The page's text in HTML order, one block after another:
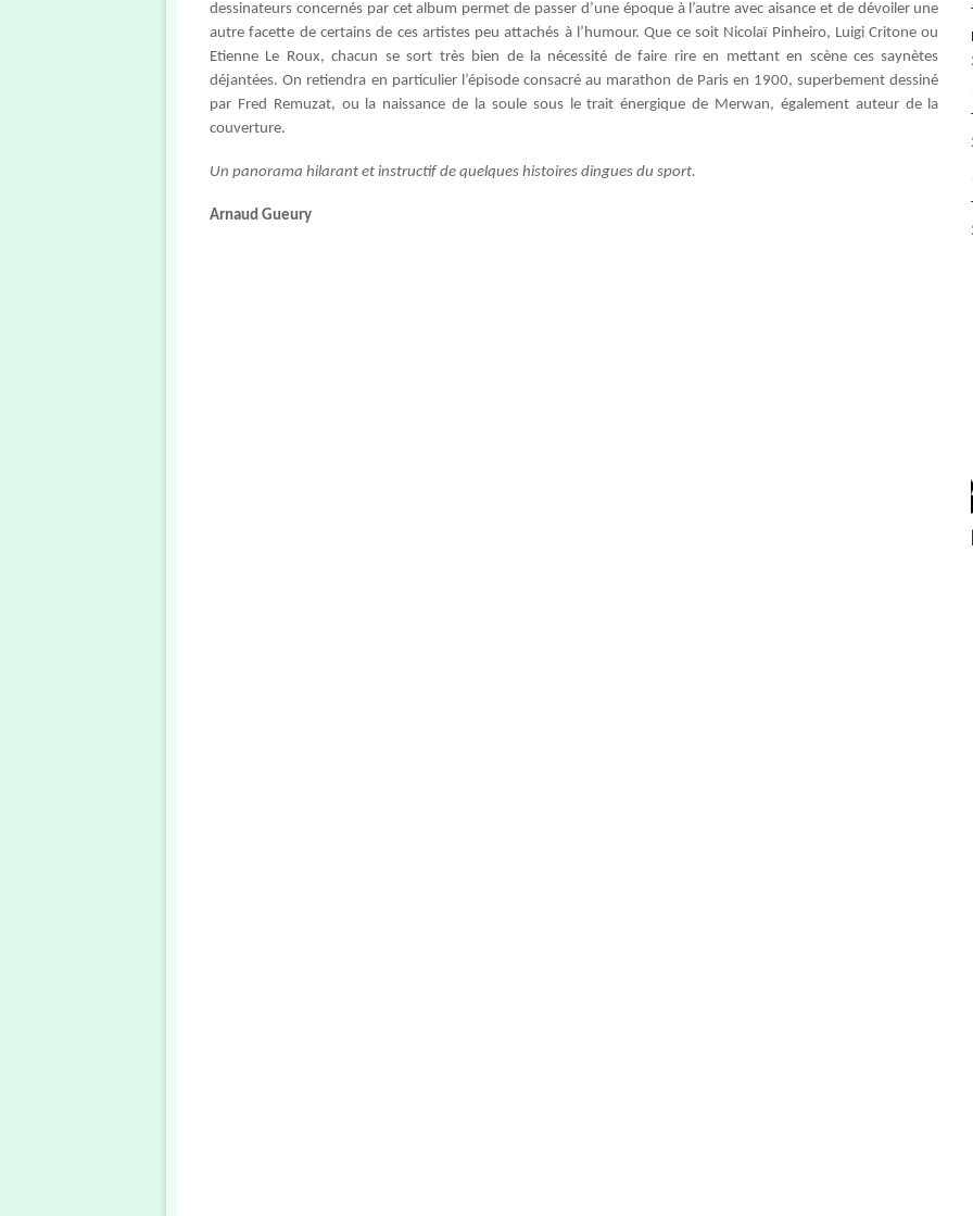
dessinateurs concernés par cet album permet de passer d’une époque à l’autre avec aisance et de dévoiler une
autre facette de certains de ces artistes peu attachés à l’humour. Que ce soit Nicolaï Pinheiro, Luigi Critone ou
Etienne Le Roux, chacun se sort très bien de la nécessité de faire rire en mettant en scène ces saynètes
déjantées. On retiendra en particulier l’épisode consacré au marathon de Paris en 1900, superbement dessiné
par Fred Remuzat, ou la naissance de la soule sous le trait énergique de Merwan, également auteur de la
couverture.
Un panorama hilarant et instructif de quelques histoires dingues du sport.
Arnaud Gueury